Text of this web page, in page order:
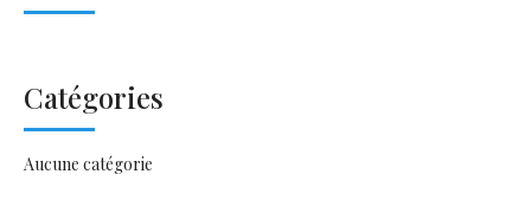
Catégories
Aucune catégorie